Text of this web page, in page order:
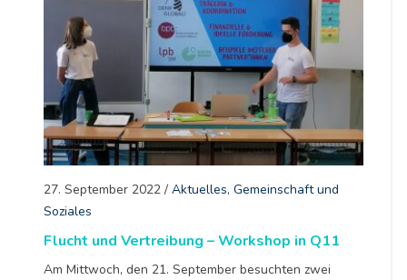
27. September 2022/ Aktuelles, Gemeinschaft und
Soziales
Flucht und Vertreibung – Workshop in Q11
Am Mittwoch, den 21. September besuchten zwei